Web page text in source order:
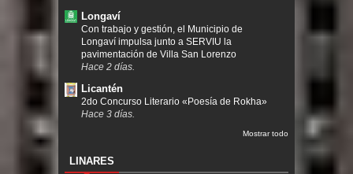
Longaví
Con trabajo y gestión, el Municipio de
Longaví impulsa junto a SERVIU la
pavimentación de Villa San Lorenzo
Hace 2 días.
Licantén
2do Concurso Literario «Poesía de Rokha»
Hace 3 días.
Mostrar todo
LINARES